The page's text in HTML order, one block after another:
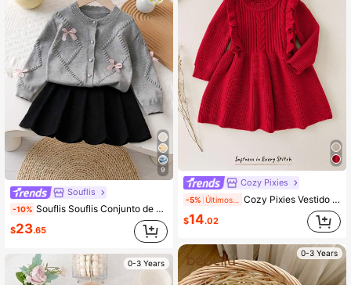
9
Souflis
-10% Souflis Souflis Conjunto de cardigan y falda de punto con decoración de lazo para bebé niña, chaqueta de suéter linda para ropa de bebé niña, gris, ropa de bebé niña para primavera y otoño, 2 piezas con lazo, corazón y falda de encaje ondulado
$23.65
0-3 Years
Cozy Pixies
-5% Cozy Pixies Vestido de suéter de punto ajustado a la cintura con cuello redondo, volantes en el bajo y manga larga para bebé niña, ropa de otoño e invierno dunicolordo
$14.02
0-3 Years